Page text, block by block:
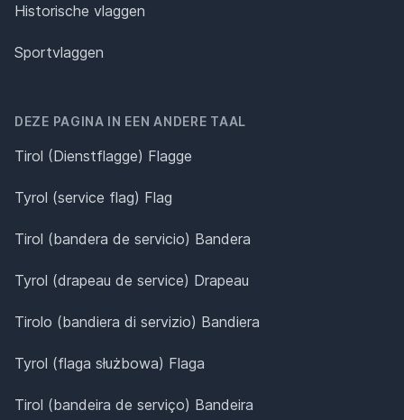
Historische vlaggen
Sportvlaggen
DEZE PAGINA IN EEN ANDERE TAAL
Tirol (Dienstflagge) Flagge
Tyrol (service flag) Flag
Tirol (bandera de servicio) Bandera
Tyrol (drapeau de service) Drapeau
Tirolo (bandiera di servizio) Bandiera
Tyrol (flaga służbowa) Flaga
Tirol (bandeira de serviço) Bandeira